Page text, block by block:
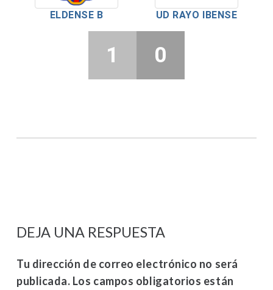
ELDENSE B UD RAYO IBENSE
1 0
DEJA UNA RESPUESTA
Tu dirección de correo electrónico no será
publicada. Los campos obligatorios están